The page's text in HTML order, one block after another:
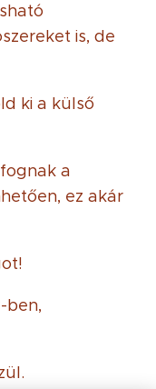
is, de
ki a külső
a
ez akár
ben,